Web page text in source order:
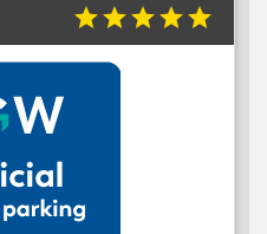
starstarstarstarstar